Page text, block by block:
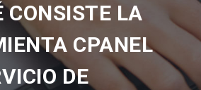
CONSISTE LA
CPANEL
DE